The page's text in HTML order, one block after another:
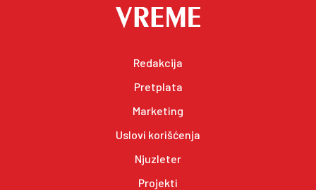
Redakcija
Pretplata
Marketing
Uslovi korišćenja
Njuzleter
Projekti